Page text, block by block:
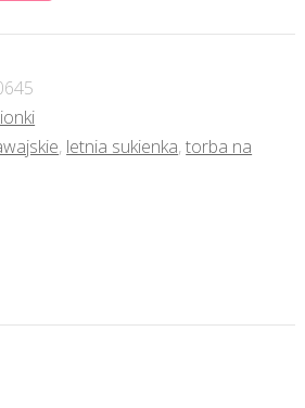
, letnia sukienka,torba na